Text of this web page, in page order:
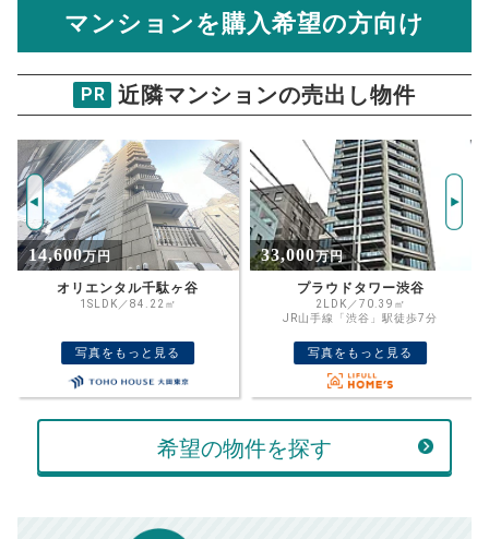
物件価格
万円
ご希望の
返済期間
年
住宅ローン
金利
%
ボーナス
返済金額
万円
万円
金額がわかります。
シルバープラザ恵比寿
試算条件 39㎡・6階
推定売却価格： 5395万円
資金計画のために査定額や希望売却価
格を入力して活用するのもおすすめ◎
売却価格
計算する
マンションを購入希望の方向け
PR 近隣マンションの売出し物件
33,000万円
プラウドタワー渋谷
2LDK／70.39㎡
写真をもっと見る
19,990万円
シビタス原宿 4階
2LDK／97.77㎡
東京メトロ副都心線「北参道」駅徒歩3
写真をもっと見る
希望の物件を探す